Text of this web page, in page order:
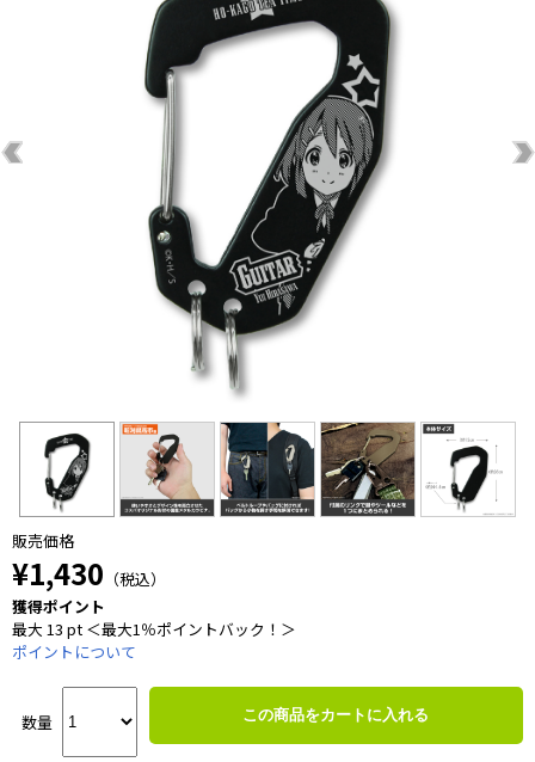
販売価格
¥1,430 （税込）
獲得ポイント
最大 13 pt ＜最大1％ポイントバック！＞
ポイントについて
数量 この商品をカートに入れる